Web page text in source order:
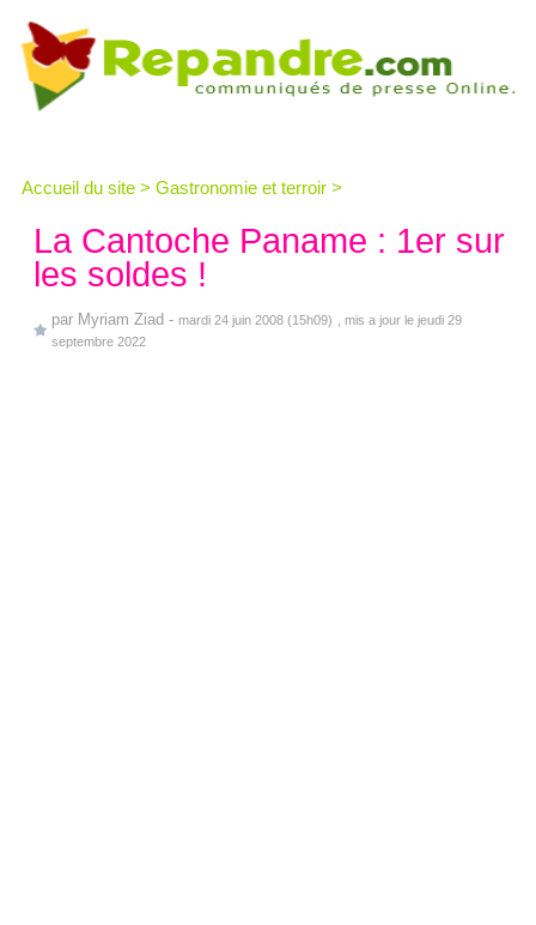
Accueil du site > Gastronomie et terroir >
La Cantoche Paname : 1er sur
les soldes !
par Myriam Ziad - mardi 24 juin 2008 (15h09)
, mis a jour le jeudi 29
septembre 2022